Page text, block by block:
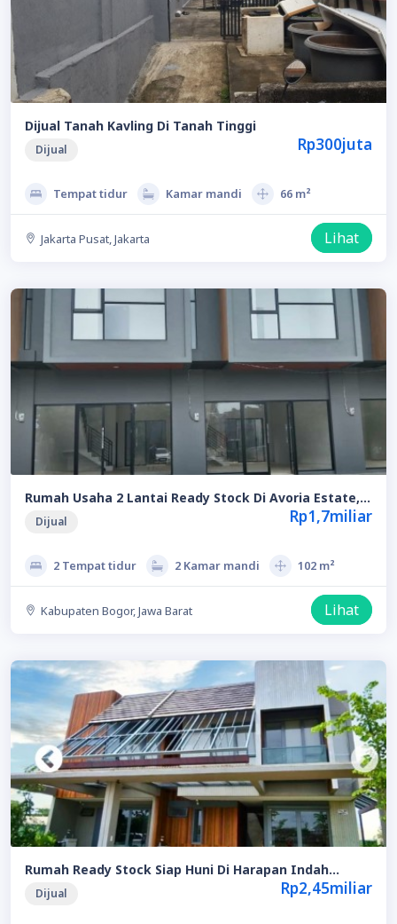
Dijual Tanah Kavling Di Tanah Tinggi
Dijual Rp300juta
Tempat tidur Kamar mandi 66 m²
Jakarta Pusat, Jakarta Lihat
Rumah Usaha 2 Lantai Ready Stock Di Avoria Estate,
Kemang Bogor, Siap Digunakan Untuk Berbagai Usaha,
Dekat Ke Toll Borr
Dijual Rp1,7miliar
2 Tempat tidur 2 Kamar mandi 102 m²
Kabupaten Bogor, Jawa Barat Lihat
Rumah Ready Stock Siap Huni Di Harapan Indah
Bekasi, Bonus Full Furnish
Dijual Rp2,45miliar